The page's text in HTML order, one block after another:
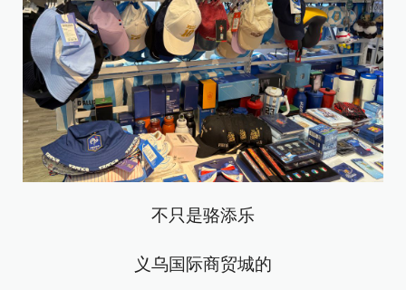
不只是骆添乐
义乌国际商贸城的